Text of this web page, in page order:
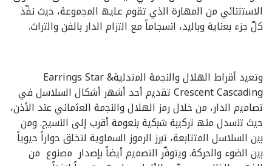
اﻻﺳﺗﺛﻧﺎﺋﻲ ﻣن اﻟﻣﮭﺎرة اﻟذي ﺗﻘوم ﻋﻠﯾﮫ اﻟﻣﺟﻣوﻋﺔ، ﺣﯾث ﻧﻔّذ
ﻛلّ ﺟزء ﺑﻌﻧﺎﯾﺔ وﺑﺎﻟﯾد، اﻧﺳﺟﺎﻣﺎً ﻣﻊ اﻟﺗزام اﻟدار ﺑﺎﻟﻔن واﻟﺗراث.
وﺗﻌﯾد أﻗراط اﻟﮭﻼل واﻟﻧﺟﻣﺔ اﻟﻣﺗدﻟﯾﺔEarrings Star &
Crescent Cascading ﺗﻘدﯾم أﺣد أﺷﮭر أﺷﻛﺎل اﻟﺳﻼﺳل ﻓﻲ
ﺗﺻﺎﻣﯾم اﻟدار، ﻣن ﺧﻼل رﻣز اﻟﮭﻼل واﻟﻧﺟﻣﺔ اﻟﻌﺛﻣﺎﻧﻲ ﻋﻧد اﻷذن،
ﺣﯾث ﺗﻧﺳدل ﻣﻧﮫ ﺗرﻛﯾﺑﺔ ﺷﺑﻛﯾﺔ ﺑﻧﻌوﻣﺔ أﻗرب إﻟﻰ اﻟﻧﺳﯾﺞ. وﻣن
ﺑﯾن اﻟﺳﻼﺳل اﻟﻣﺗﺗﺎﺑﻌﺔ، ﺗﺑرز اﻟرﻣوز اﻟﺳﻣﺎوﯾﺔ ﻟﺗﺧﻠق ﺣواراً ﺣﯾوﯾﺎً
ﺑﯾن اﻟﺿوء واﻟﺣرﻛﺔ. وﯾﺗوﻓّر اﻟﺗﺻﻣﯾم أﯾﺿﺎً ﺑﺈﺻدار ﻣﺻﻧوع ﻣن